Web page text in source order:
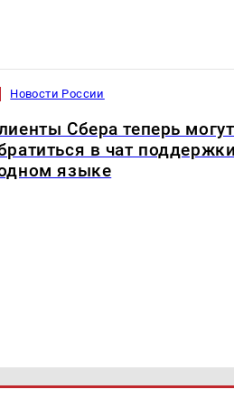
Новости России
Сбера теперь могут
в чат
языке